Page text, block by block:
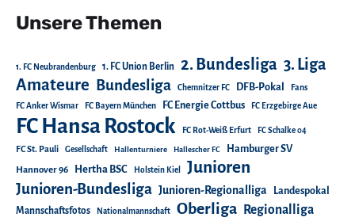
Unsere Themen
1. FC Neubrandenburg 1. FC Union Berlin 2. Bundesliga 3. Liga
Amateure Bundesliga Chemnitzer FC DFB-Pokal Fans
FC Anker Wismar FC Bayern München FC Energie Cottbus FC Erzgebirge Aue
FC Hansa Rostock FC Rot-Weiß Erfurt FC Schalke 04
FC St. Pauli Gesellschaft Hallenturniere Hallescher FC Hamburger SV
Hannover 96 Hertha BSC Holstein Kiel Junioren
Junioren-Bundesliga Junioren-Regionalliga
Landespokal
Mannschaftsfotos
Nationalmannschaft Oberliga Regionalliga